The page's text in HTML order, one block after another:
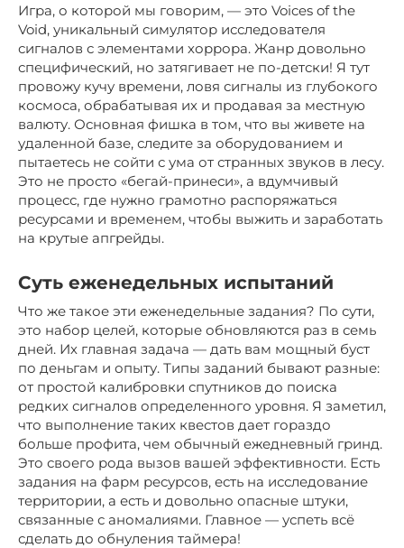
Игра, о которой мы говорим, — это Voices of the
Void, уникальный симулятор исследователя
сигналов с элементами хоррора. Жанр довольно
специфический, но затягивает не по-детски! Я тут
провожу кучу времени, ловя сигналы из глубокого
космоса, обрабатывая их и продавая за местную
валюту. Основная фишка в том, что вы живете на
удаленной базе, следите за оборудованием и
пытаетесь не сойти с ума от странных звуков в лесу.
Это не просто «бегай-принеси», а вдумчивый
процесс, где нужно грамотно распоряжаться
ресурсами и временем, чтобы выжить и заработать
на крутые апгрейды.
Суть еженедельных испытаний
Что же такое эти еженедельные задания? По сути,
это набор целей, которые обновляются раз в семь
дней. Их главная задача — дать вам мощный буст
по деньгам и опыту. Типы заданий бывают разные:
от простой калибровки спутников до поиска
редких сигналов определенного уровня. Я заметил,
что выполнение таких квестов дает гораздо
больше профита, чем обычный ежедневный гринд.
Это своего рода вызов вашей эффективности. Есть
задания на фарм ресурсов, есть на исследование
территории, а есть и довольно опасные штуки,
связанные с аномалиями. Главное — успеть всё
сделать до обнуления таймера!